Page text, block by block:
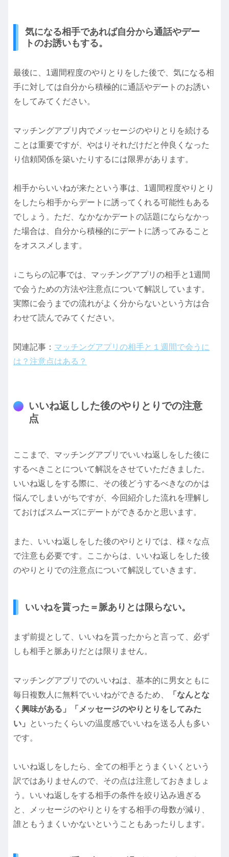
気になる相手であれば自分から通話やデー
トのお誘いもする。
最後に、1週間程度のやりとりをした後で、気になる相
手に対しては自分から積極的に通話やデートのお誘い
をしてみてください。
マッチングアプリ内でメッセージのやりとりを続ける
ことは重要ですが、やはりそれだけだと仲良くなった
り信頼関係を築いたりするには限界があります。
相手からいいねが来たという事は、1週間程度やりとり
をしたら相手からデートに誘ってくれる可能性もある
でしょう。ただ、なかなかデートの話題にならなかっ
た場合は、自分から積極的にデートに誘ってみること
をオススメします。
↓こちらの記事では、マッチングアプリの相手と1週間
で会うための方法や注意点について解説しています。
実際に会うまでの流れがよく分からないという方は合
わせて読んでみてください。
関連記事： マッチングアプリの相手と１週間で会うに
は？注意点はある？
いいね返しした後のやりとりでの注意
点
ここまで、マッチングアプリでいいね返しをした後に
するべきことについて解説をさせていただきました。
いいね返しをする際に、その後どうするべきなのかは
悩んでしまいがちですが、今回紹介した流れを理解し
ておけばスムーズにデートができるかと思います。
また、いいね返しをした後のやりとりでは、様々な点
で注意も必要です。ここからは、いいね返しをした後
のやりとりでの注意点について解説していきます。
いいねを貰った＝脈ありとは限らない。
まず前提として、いいねを貰ったからと言って、必ず
しも相手と脈ありだとは限りません。
マッチングアプリでのいいねは、基本的に男女ともに
毎日複数人に無料でいいねができるため、
「なんとな
く興味がある」「メッセージのやりとりをしてみた
い」
といったくらいの温度感でいいねを送る人も多い
です。
いいね返しをしたら、全ての相手とうまくいくという
訳ではありませんので、その点は注意しておきましょ
う。いいね返しをする相手の条件を絞り込み過ぎる
と、メッセージのやりとりをする相手の母数が減り、
誰ともうまくいかないということもあったりします。